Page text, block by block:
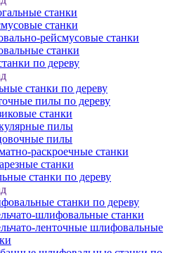
станки
станки
рейсмусовые станки
станки
по дереву
станки по дереву
пилы по дереву
станки
пилы
пилы
раскроечные станки
станки
станки по дереву
станки по дереву
шлифовальные станки
ленточные шлифовальные